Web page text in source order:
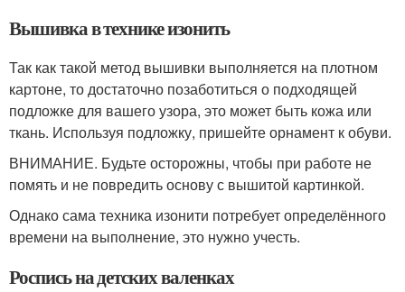
Вышивка в технике изонить
Так как такой метод вышивки выполняется на плотном
картоне, то достаточно позаботиться о подходящей
подложке для вашего узора, это может быть кожа или
ткань. Используя подложку, пришейте орнамент к обуви.
ВНИМАНИЕ. Будьте осторожны, чтобы при работе не
помять и не повредить основу с вышитой картинкой.
Однако сама техника изонити потребует определённого
времени на выполнение, это нужно учесть.
Роспись на детских валенках